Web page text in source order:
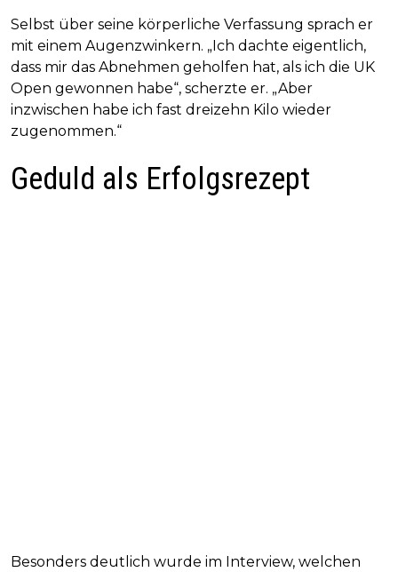
Selbst über seine körperliche Verfassung sprach er
mit einem Augenzwinkern. „Ich dachte eigentlich,
dass mir das Abnehmen geholfen hat, als ich die UK
Open gewonnen habe“, scherzte er. „Aber
inzwischen habe ich fast dreizehn Kilo wieder
zugenommen.“
Geduld als Erfolgsrezept
Besonders deutlich wurde im Interview, welchen